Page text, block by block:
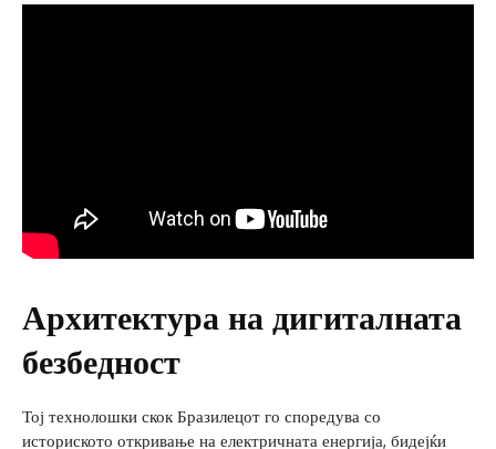
Архитектура на дигиталната
безбедност
Тој технолошки скок Бразилецот го споредува со
историското откривање на електричната енергија, бидејќи